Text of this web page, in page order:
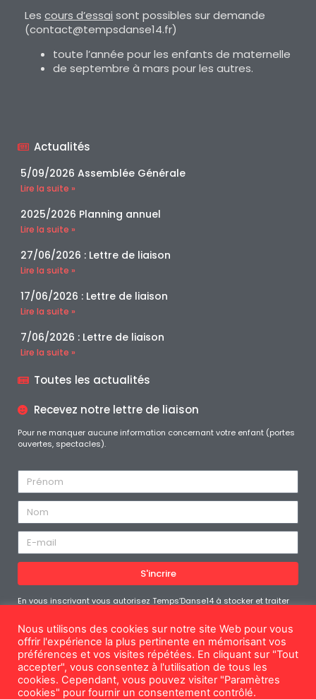
Les cours d’essai sont possibles sur demande
(contact@tempsdanse14.fr)
toute l’année pour les enfants de maternelle
de septembre à mars pour les autres.
Actualités
5/09/2026 Assemblée Générale
Lire la suite »
2025/2026 Planning annuel
Lire la suite »
27/06/2026 : Lettre de liaison
Lire la suite »
17/06/2026 : Lettre de liaison
Lire la suite »
7/06/2026 : Lettre de liaison
Lire la suite »
Toutes les actualités
Recevez notre lettre de liaison
Pour ne manquer aucune information concernant votre enfant (portes
ouvertes, spectacles).
S'incrire
En vous inscrivant vous autorisez Temps’Danse14 à stocker et traiter
demandé. Vous pouvez vous désabonner à tout moment
Mentions légales
Nous utilisons des cookies sur notre site Web pour vous
offrir l'expérience la plus pertinente en mémorisant vos
préférences et vos visites répétées. En cliquant sur "Tout
accepter", vous consentez à l'utilisation de tous les
cookies. Cependant, vous pouvez visiter "Paramètres
cookies" pour fournir un consentement contrôlé.